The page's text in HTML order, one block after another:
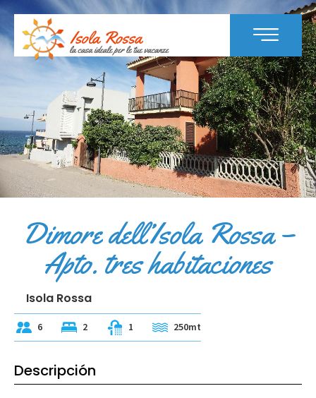
Dimore dell’Isola Rossa –
Apto. tres habitaciones
Isola Rossa
6 2 1 250mt
Descripción